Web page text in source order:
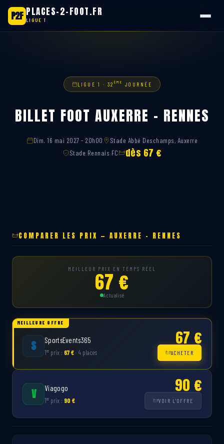
P2F PLACES-2-FOOT.FR
LIGUE 1
LIGUE 1 · 32 ÈME JOURNÉE
BILLET FOOT AUXERRE – RENNES
Dim. 16 mai 2027 - 20h00
Stade Abbé Deschamps, Auxerre
Stade Rennais FC
dès 67 €
COMPARER LES PRIX — AUXERRE – RENNES
MEILLEUR PRIX EN TEMPS RÉEL
67 €
Actualisé
MEILLEURE OFFRE
S SportsEvents365
1er prix : 67 €· 4 places
67 €
ACHETER
V Viagogo
1er prix : 90 €
90 €
VOIR L'OFFRE